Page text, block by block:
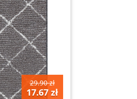
29.90 zł
17.67 zł